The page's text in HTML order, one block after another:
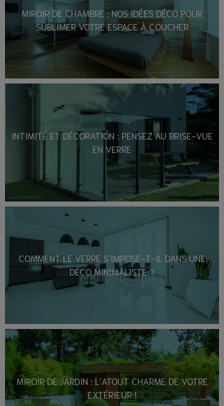
MIROIR DE CHAMBRE : NOS IDÉES DÉCO POUR
SUBLIMER VOTRE ESPACE À COUCHER
INTIMITÉ ET DÉCORATION : PENSEZ AU BRISE-VUE
EN VERRE
COMMENT LE VERRE S’IMPOSE-T-IL DANS UNE
DÉCO MINIMALISTE ?
MIROIR DE JARDIN : L'ATOUT CHARME DE VOTRE
EXTÉRIEUR !